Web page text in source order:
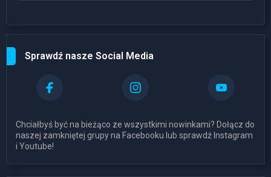
Sprawdź nasze Social Media
Chciałbyś być na bieżąco ze wszystkimi nowinkami? Dołącz do
naszej zamkniętej grupy na Facebooku lub sprawdź Instagram
i Youtube!